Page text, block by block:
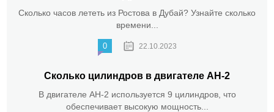
Сколько часов лететь из Ростова в Дубай? Узнайте сколько
времени...
0 22.10.2023
Сколько цилиндров в двигателе АН-2
В двигателе АН-2 используется 9 цилиндров, что
обеспечивает высокую мощность...